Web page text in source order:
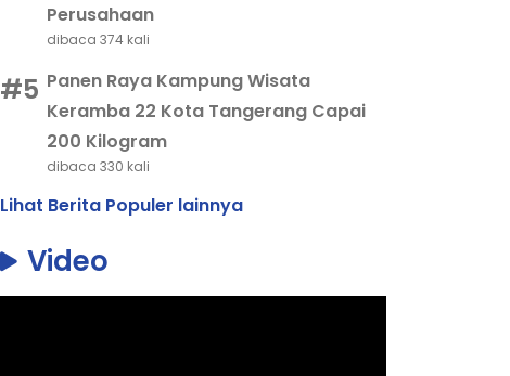
Perusahaan
dibaca 374 kali
#5 Panen Raya Kampung Wisata
Keramba 22 Kota Tangerang Capai
200 Kilogram
dibaca 330 kali
Lihat Berita Populer lainnya
Video